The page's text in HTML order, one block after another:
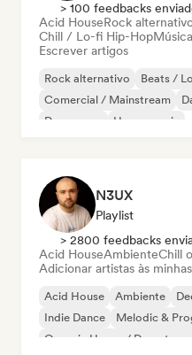
> 100 feedbacks
Acid HouseRock
Chill / Lo-fi Hip-Hop
Escrever artigos
Rock alternativo Beats /
Comercial / Mainstream
Dream pop
House music
N3UX
Playlist
> 2800 feedbacks
Acid HouseAmbienteChill
Adicionar artistas às
Acid House Ambiente
Indie Dance
Melodic &
Organic House / Downtempo